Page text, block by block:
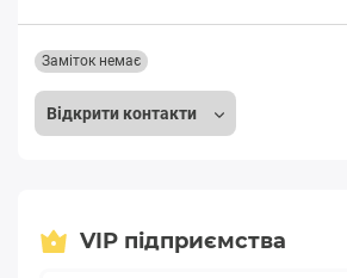
Відкрити контакти
Заміток немає
VIP підприємства